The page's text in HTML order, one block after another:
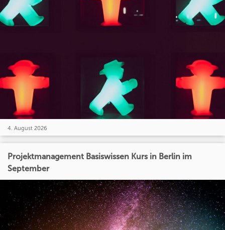
4. August 2026
Projektmanagement Basiswissen Kurs in Berlin im
September